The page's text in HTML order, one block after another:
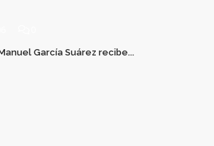
García Suárez recibe...